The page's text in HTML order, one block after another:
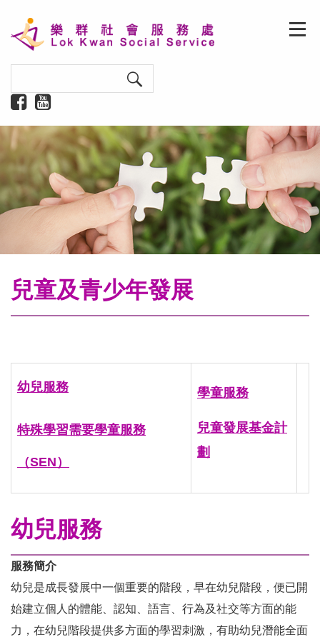
兒童及青少年發展
幼兒服務
特殊學習需要學童服務
（SEN）
學童服務
兒童發展基金計
劃
幼兒服務
服務簡介
幼兒是成長發展中一個重要的階段，早在幼兒階段，便已開
始建立個人的體能、認知、語言、行為及社交等方面的能
力，在幼兒階段提供多方面的學習刺激，有助幼兒潛能全面